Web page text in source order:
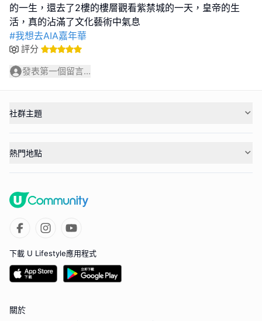
的一生，還去了2樓的樓層觀看紫禁城的一天，皇帝的生
#我想去AIA嘉年華
評分
發表第一個留言...
社群主題
熱門地點
下載 U Lifestyle應用程式
關於